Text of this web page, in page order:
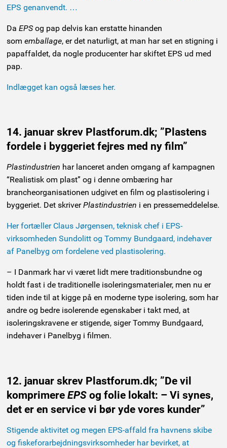
EPS genanvendt. …
DaEPSog pap delvis kan erstatte hinanden
somemballage, er det naturligt, at man har set en stigning i
papaffaldet, da nogle producenter har skiftet EPS ud med
pap.
Indlægget kan også læses her.
14. januar skrev Plastforum.dk; ”Plastens
fordele i byggeriet fejres med ny film”
Plastindustrien har lanceret anden omgang af kampagnen
“Realistisk om plast” og i denne ombæring har
brancheorganisationen udgivet en film og plastisolering i
byggeriet. Det skriverPlastindustrien i en pressemeddelelse.
Her fortæller Claus Jørgensen, teknisk chef i EPS-
virksomheden Sundolitt og Tommy Bundgaard, indehaver
af Panelbyg om fordelene ved plastisolering.
– I Danmark har vi været lidt mere traditionsbundne og
holdt fast i de traditionelle isoleringsmaterialer, men nu er
tiden inde til at kigge på en moderne type isolering, som har
andre og bedre isolerende egenskaber i takt med, at
isoleringskravene er stigende, siger Tommy Bundgaard,
indehaver i Panelbyg i filmen.
12. januar skrev Plastforum.dk; ”De vil
komprimereEPSog folie lokalt: – Vi synes,
det er en service vi bør yde vores kunder”
Stigende aktivitet og megen EPS-affald fra havnens skibe
og fiskeforarbejdningsvirksomheder har bevirket, at